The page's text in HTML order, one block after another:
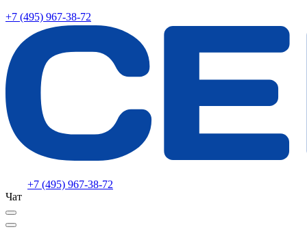
+7 (495) 967-38-72
+7 (495) 967-38-72
Чат